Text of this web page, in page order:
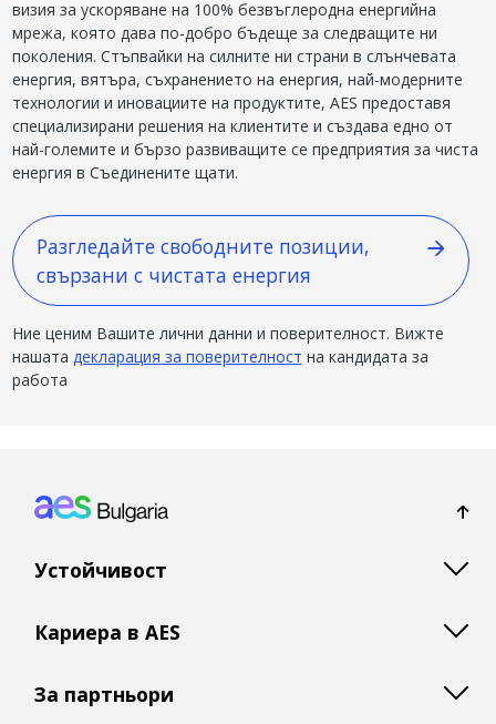
визия за ускоряване на 100% безвъглеродна енергийна
мрежа, която дава по-добро бъдеще за следващите ни
поколения. Стъпвайки на силните ни страни в слънчевата
енергия, вятъра, съхранението на енергия, най-модерните
технологии и иновациите на продуктите, AES предоставя
специализирани решения на клиентите и създава едно от
най-големите и бързо развиващите се предприятия за чиста
енергия в Съединените щати.
Разгледайте свободните позиции,
свързани с чистата енергия
Ние ценим Вашите лични данни и поверителност. Вижте
нашата декларация за поверителност на кандидата за
работа
Footer: Bulgaria
Устойчивост
Кариера в AES
За партньори